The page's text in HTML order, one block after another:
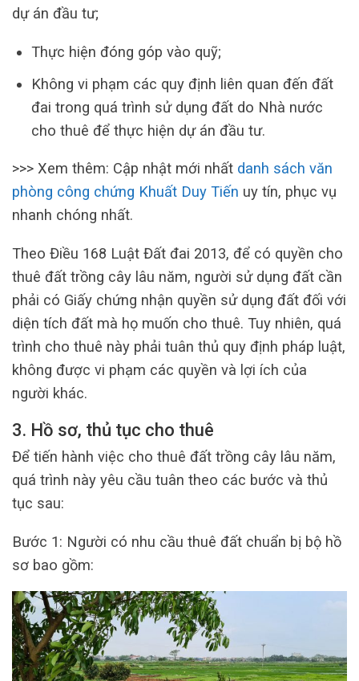
dự án đầu tư;
Thực hiện đóng góp vào quỹ;
Không vi phạm các quy định liên quan đến đất
đai trong quá trình sử dụng đất do Nhà nước
cho thuê để thực hiện dự án đầu tư.
>>> Xem thêm: Cập nhật mới nhất danh sách văn
phòng công chứng Khuất Duy Tiến uy tín, phục vụ
nhanh chóng nhất.
Theo Điều 168 Luật Đất đai 2013, để có quyền cho
thuê đất trồng cây lâu năm, người sử dụng đất cần
phải có Giấy chứng nhận quyền sử dụng đất đối với
diện tích đất mà họ muốn cho thuê. Tuy nhiên, quá
trình cho thuê này phải tuân thủ quy định pháp luật,
không được vi phạm các quyền và lợi ích của
người khác.
3. Hồ sơ, thủ tục cho thuê
Để tiến hành việc cho thuê đất trồng cây lâu năm,
quá trình này yêu cầu tuân theo các bước và thủ
tục sau:
Bước 1: Người có nhu cầu thuê đất chuẩn bị bộ hồ
sơ bao gồm: